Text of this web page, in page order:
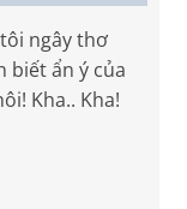
ngây thơ
biết ẩn ý của
Kha.. Kha!